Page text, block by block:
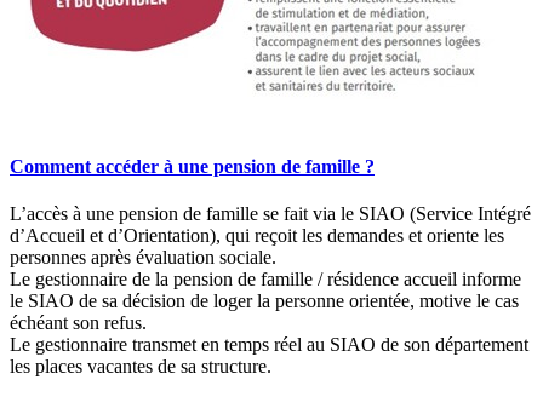
Comment accéder à une pension de famille ?
L’accès à une pension de famille se fait via le SIAO (Service Intégré
d’Accueil et d’Orientation), qui reçoit les demandes et oriente les
personnes après évaluation sociale.
Le gestionnaire de la pension de famille / résidence accueil informe
le SIAO de sa décision de loger la personne orientée, motive le cas
échéant son refus.
Le gestionnaire transmet en temps réel au SIAO de son département
les places vacantes de sa structure.